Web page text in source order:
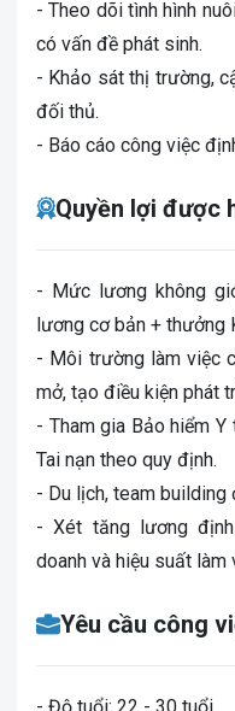
- Theo dõi tình hình
có vấn đề phát sinh.
- Khảo sát thị trường,
đối thủ.
- Báo cáo công việc
Quyền lợi được
- Mức lương không
lương cơ bản + thưởng
- Môi trường làm việc
mở, tạo điều kiện phát
- Tham gia Bảo hiểm
Tai nạn theo quy định.
- Du lịch, team building
- Xét tăng lương
doanh và hiệu suất làm
Yêu cầu công